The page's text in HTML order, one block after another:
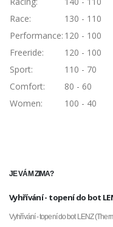
Race:
130 - 110
Performance: 120 - 100
Freeride:
120 - 100
Sport:
110 - 70
Comfort:
80 - 60
Women:
100 - 40
JE VÁM ZIMA?
Vyhřívání - topení do bot
Vyhřívání - topení do bot LENZ